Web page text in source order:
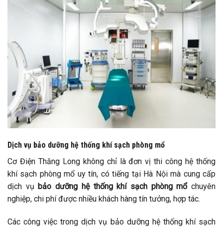
Dịch vụ bảo dưỡng hệ thống khí sạch phòng mổ
Cơ Điện Thăng Long không chỉ là đơn vị thi công hệ thống
khí sạch phòng mổ uy tín, có tiếng tại Hà Nội mà cung cấp
dịch vụbảo dưỡng hệ thống khí sạch phòng mổchuyên
nghiệp, chi phí được nhiều khách hàng tín tưởng, hợp tác.
Các công việc trong dịch vụ bảo dưỡng hệ thống khí sạch